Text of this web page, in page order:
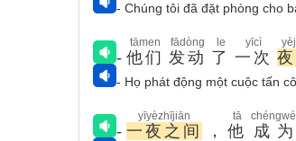
- Chúng tôi đã đặt phòng cho
- 他们
tāmen
发动
fādòng
了
le
一次
yīcì
- Họ phát động một cuộc tấn
- 一夜之间
yīyèzhījiān
， 他
tā
成为